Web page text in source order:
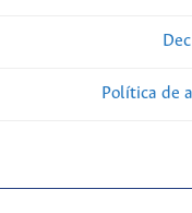
Política de